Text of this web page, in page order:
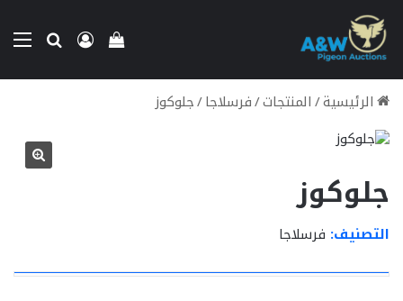
بحث عنتسجيل
إستعراض سلة
الرئيسية/المنتجات/فرسلاجا/جلوكوز
جلوكوز
التصنيف: فرسلاجا